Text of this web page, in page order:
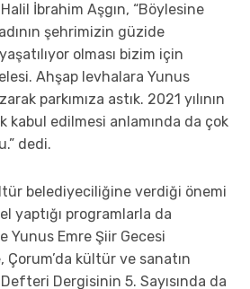
İbrahim Aşgın, “Böylesine
şehrimizin güzide
olması bizim için
Ahşap levhalara Yunus
parkımıza astık. 2021 yılının
kabul edilmesi anlamında da çok
dedi.
belediyeciliğine verdiği önemi
yaptığı programlarla da
Yunus Emre Şiir Gecesi
kültür ve sanatın
Dergisinin 5. Sayısında da